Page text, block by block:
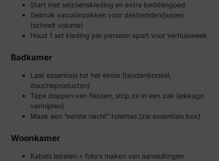
Start met seizoenskleding en extra beddengoed
Gebruik vacuümzakken voor dekbedden/jassen
(scheelt volume)
Houd 1 set kleding per persoon apart voor verhuisweek
Badkamer
Laat essentials tot het einde (tandenborstel,
doucheproducten)
Tape doppen van flessen, stop ze in een zak (lekkage
vermijden)
Maak een “eerste nacht” toilettas (zie essentials box)
Woonkamer
Kabels labelen + foto’s maken van aansluitingen